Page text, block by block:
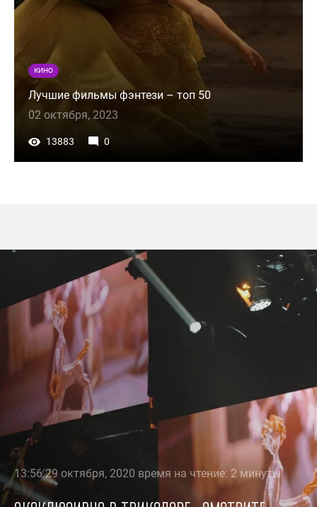
КИНО
Лучшие фильмы фэнтези – топ 50
02 октября, 2023
13883 0
13:56 29 октября, 2020 время на чтение: 2 минуты